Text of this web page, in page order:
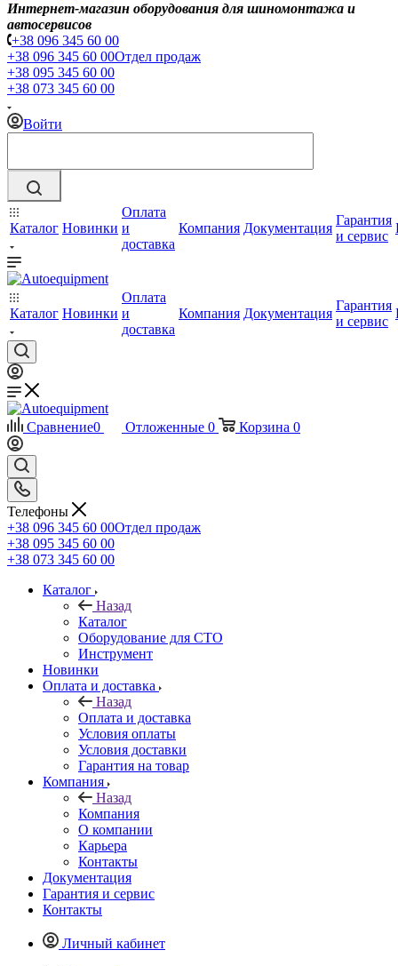
Интернет-магазин оборудования для шиномонтажа и
автосервисов
+38 096 345 60 00
+38 096 345 60 00Отдел продаж
+38 095 345 60 00
+38 073 345 60 00
Войти
Каталог Новинки
Оплата
и
доставка
Компания Документация
Гарантия
и сервис
Каталог Новинки
Оплата
и
доставка
Компания Документация
Гарантия
и сервис
Сравнение0 Отложенные 0 Корзина 0
Телефоны
+38 096 345 60 00Отдел продаж
+38 095 345 60 00
+38 073 345 60 00
Каталог
Назад
Каталог
Оборудование для СТО
Инструмент
Новинки
Оплата и доставка
Назад
Оплата и доставка
Условия оплаты
Условия доставки
Гарантия на товар
Компания
Назад
Компания
О компании
Карьера
Контакты
Документация
Гарантия и сервис
Контакты
Личный кабинет